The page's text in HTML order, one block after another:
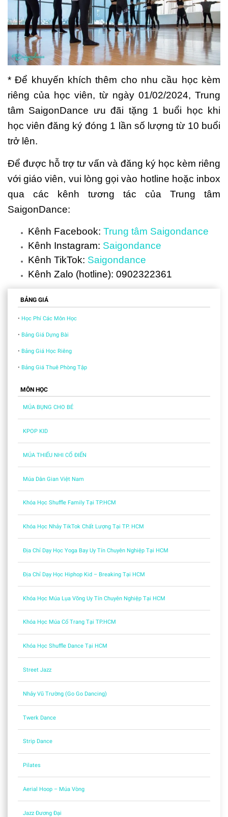
* Để khuyến khích thêm cho nhu cầu học kèm
riêng của học viên, từ ngày 01/02/2024, Trung
tâm SaigonDance ưu đãi tặng 1 buổi học khi
học viên đăng ký đóng 1 lần số lượng từ 10 buổi
trở lên.
Để được hỗ trợ tư vấn và đăng ký học kèm riêng
với giáo viên, vui lòng gọi vào hotline hoặc inbox
qua các kênh tương tác của Trung tâm
SaigonDance:
Kênh Facebook: Trung tâm Saigondance
Kênh Instagram: Saigondance
Kênh TikTok: Saigondance
Kênh Zalo (hotline): 0902322361
BẢNG GIÁ
• Học Phí Các Môn Học
• Bảng Giá Dựng Bài
• Bảng Giá Học Riêng
• Bảng Giá Thuê Phòng Tập
MÔN HỌC
MÚA BỤNG CHO BÉ
KPOP KID
MÚA THIẾU NHI CỔ ĐIỂN
Múa Dân Gian Việt Nam
Khóa Học Shuffle Family Tại TP.HCM
Khóa Học Nhảy TikTok Chất Lượng Tại TP. HCM
Địa Chỉ Dạy Học Yoga Bay Uy Tín Chuyên Nghiệp Tại HCM
Địa Chỉ Dạy Học Hiphop Kid – Breaking Tại HCM
Khóa Học Múa Lụa Võng Uy Tín Chuyên Nghiệp Tại HCM
Khóa Học Múa Cổ Trang Tại TP.HCM
Khóa Học Shuffle Dance Tại HCM
Street Jazz
Nhảy Vũ Trường (Go Go Dancing)
Twerk Dance
Strip Dance
Pilates
Aerial Hoop – Múa Vòng
Jazz Đương Đại